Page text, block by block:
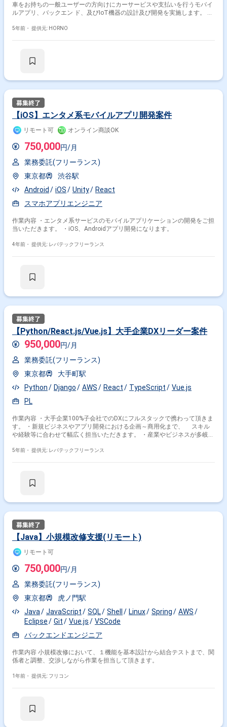
車をお持ちの一般ユーザーの方向けにカーサービスや支払いを行うモバイ
ルアプリ、バックエン ド、及びIoT機器の設計及び開発を実施します。 モ
す 大手企業からのUI/UXデザインを中心に開発を行っている外資系の受託
リ：Swift ・Androidアプリ：Kotlin ・バックエンドシステム：
5年前・ 提供元: HORNO
【iOS】エンタメ系モバイルアプリ開発案件
リモート可 オンライン商談OK
750,000円/月
業務委託(フリーランス)
東京都
渋谷駅
Android
iOS Unity
React
スマホアプリエンジニア
作業内容 ・エンタメ系サービスのモバイルアプリケーションの開発をご担
当いただきます。 ・iOS、Androidアプリ開発になります。
4年前・ 提供元: レバテックフリーランス
【Python/React.js/Vue.js】大手企業DXリーダー案件
950,000円/月
業務委託(フリーランス)
東京都
大手町駅
Python
Django AWS React TypeScript
Vue.js
PL
作業内容 ・大手企業100%子会社でのDXにフルスタックで携わって頂きま
す。 ・新規ビジネスやアプリ開発における企画～商用化まで、 スキル
や経験等に合わせて幅広く担当いただきます。 ・産業やビジネスが多岐に
ド等の最新技術を使いながら開発を行って頂きます。 ・モックやプロトタ
進/アーキテクチャ設計 -必要に応じてアプリケーション設計/開発 -実
5年前・ 提供元: レバテックフリーランス
【Java】小規模改修支援(リモート)
リモート可
750,000円/月
業務委託(フリーランス)
東京都
虎ノ門駅
Java
JavaScript SQL Shell Linux Spring
AWS
Eclipse
Git Vue.js
VSCode
バックエンドエンジニア
作業内容 小規模改修において、１機能を基本設計から結合テストまで、関
係者と調整、交渉しながら作業を担当して頂きます。
1年前・ 提供元: フリコン